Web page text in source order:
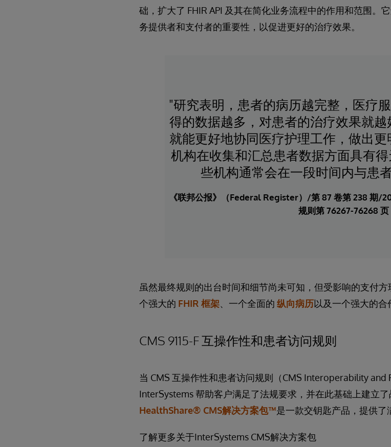
础，扩大了 FHIR API 及其在简化业务流程中的作用和范围。
务提供者和支付者的重要性，以促进更好的治疗效果。
"研究表明，患者的病历越完整，医疗
得的数据越多，对患者的治疗效果就越
就能更好地协同医疗护理工作，做出
机构在收集和汇总患者数据方面具有
些机构通常会在一段时间内与患
《联邦公报》（Federal Register）/第 87 卷第 238 期/
规则第 76267-76268 页
虽然最终规则的出台时间和细节尚未可知，但受影响的支付
个强大的 FHIR 框架、一个全面的 纵向病历以及一个强大的合
CMS 9115-F 互操作性和患者访问规则
当 CMS 互操作性和患者访问规则（CMS Interoperability and
InterSystems 帮助客户满足了法规要求，并在此基础上建立
HealthShare® CMS解决方案包™是一款交钥匙产品，提供了
了解更多关于InterSystems CMS解决方案包